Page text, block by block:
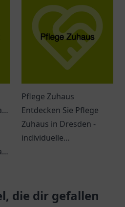
Pflege Zuhaus
Entdecken Sie Pflege
Zuhaus in Dresden -
individuelle
Dienstleistungen.
die dir gefallen